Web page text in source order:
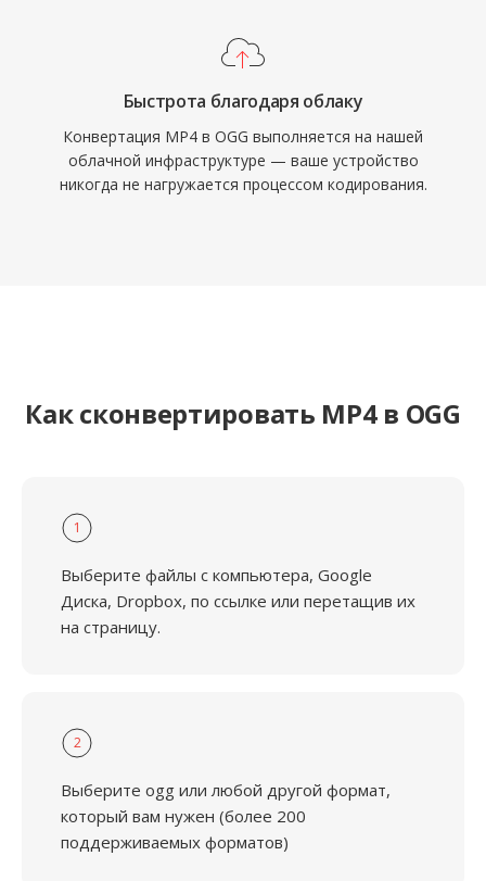
Быстрота благодаря облаку
Конвертация MP4 в OGG выполняется на нашей
облачной инфраструктуре — ваше устройство
никогда не нагружается процессом кодирования.
Как сконвертировать MP4 в OGG
1
Выберите файлы с компьютера, Google
Диска, Dropbox, по ссылке или перетащив их
на страницу.
2
Выберите ogg или любой другой формат,
который вам нужен (более 200
поддерживаемых форматов)